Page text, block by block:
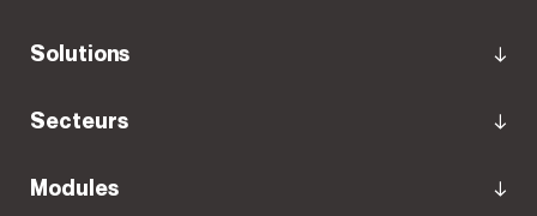
Solutions
Secteurs
Modules